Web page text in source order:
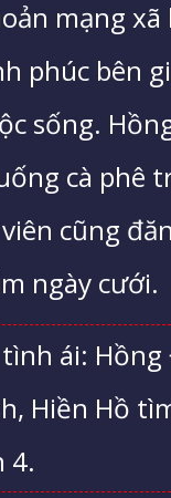
mạng
phúc bên
sống.
cà phê
cũng
ngày cưới.